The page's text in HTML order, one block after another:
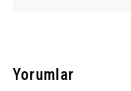
Yorumlar